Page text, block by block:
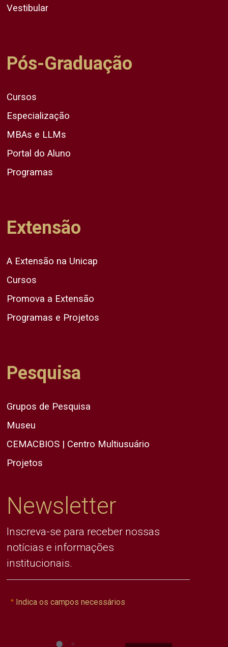
Vestibular
Pós-Graduação
Cursos
Especialização
MBAs e LLMs
Portal do Aluno
Programas
Extensão
A Extensão na Unicap
Cursos
Promova a Extensão
Programas e Projetos
Pesquisa
Grupos de Pesquisa
Museu
CEMACBIOS | Centro Multiusuário
Projetos
Newsletter
Inscreva-se para receber nossas
notícias e informações
institucionais.
Indica os campos necessários